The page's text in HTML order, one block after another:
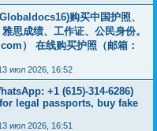
购买中国护照、
思成绩、工作证、公民身份。
） 在线购买护照（邮箱：
июл 2026, 16:52
+1 (615)-314-6286)
legal passports, buy fake
июл 2026, 16:51